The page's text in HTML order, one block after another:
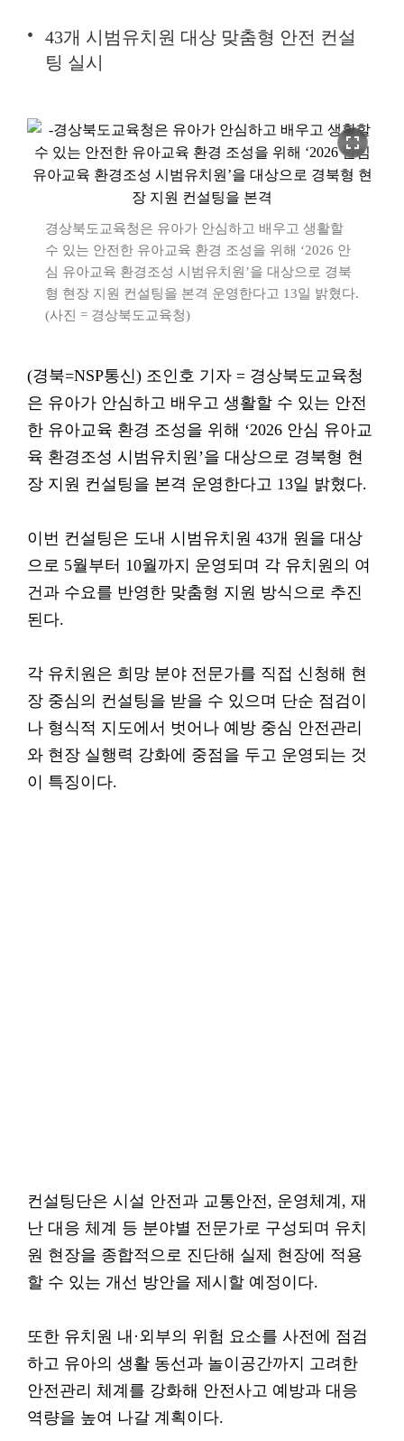
43개 시범유치원 대상 맞춤형 안전 컨설
팅 실시
fullscreen
경상북도교육청은 유아가 안심하고 배우고 생활할
수 있는 안전한 유아교육 환경 조성을 위해 ‘2026 안
심 유아교육 환경조성 시범유치원’을 대상으로 경북
형 현장 지원 컨설팅을 본격 운영한다고 13일 밝혔다.
(사진 = 경상북도교육청)
(경북=NSP통신) 조인호 기자 = 경상북도교육청
은 유아가 안심하고 배우고 생활할 수 있는 안전
한 유아교육 환경 조성을 위해 ‘2026 안심 유아교
육 환경조성 시범유치원’을 대상으로 경북형 현
장 지원 컨설팅을 본격 운영한다고 13일 밝혔다.
이번 컨설팅은 도내 시범유치원 43개 원을 대상
으로 5월부터 10월까지 운영되며 각 유치원의 여
건과 수요를 반영한 맞춤형 지원 방식으로 추진
된다.
각 유치원은 희망 분야 전문가를 직접 신청해 현
장 중심의 컨설팅을 받을 수 있으며 단순 점검이
나 형식적 지도에서 벗어나 예방 중심 안전관리
와 현장 실행력 강화에 중점을 두고 운영되는 것
이 특징이다.
컨설팅단은 시설 안전과 교통안전, 운영체계, 재
난 대응 체계 등 분야별 전문가로 구성되며 유치
원 현장을 종합적으로 진단해 실제 현장에 적용
할 수 있는 개선 방안을 제시할 예정이다.
또한 유치원 내·외부의 위험 요소를 사전에 점검
하고 유아의 생활 동선과 놀이공간까지 고려한
안전관리 체계를 강화해 안전사고 예방과 대응
역량을 높여 나갈 계획이다.